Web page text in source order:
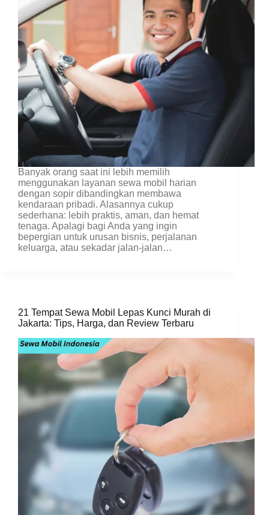
Banyak orang saat ini lebih memilih
menggunakan layanan sewa mobil harian
dengan sopir dibandingkan membawa
kendaraan pribadi. Alasannya cukup
sederhana: lebih praktis, aman, dan hemat
tenaga. Apalagi bagi Anda yang ingin
bepergian untuk urusan bisnis, perjalanan
keluarga, atau sekadar jalan-jalan…
21 Tempat Sewa Mobil Lepas Kunci Murah di
Jakarta: Tips, Harga, dan Review Terbaru